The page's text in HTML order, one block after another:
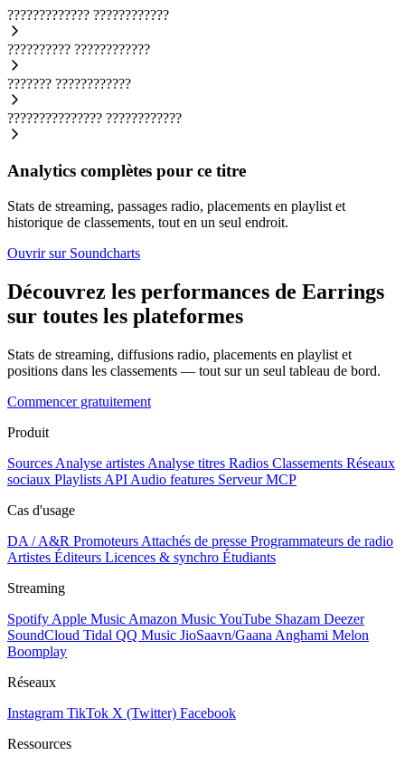
????????????? ????????????
?????????? ????????????
??????? ????????????
??????????????? ????????????
Analytics complètes pour ce titre
Stats de streaming, passages radio, placements en playlist et
historique de classements, tout en un seul endroit.
Ouvrir sur Soundcharts
Découvrez les performances de Earrings
sur toutes les plateformes
Stats de streaming, diffusions radio, placements en playlist et
positions dans les classements — tout sur un seul tableau de bord.
Commencer gratuitement
Produit
Sources Analyse artistes Analyse titres Radios Classements Réseaux
sociaux Playlists API Audio features Serveur MCP
Cas d'usage
DA / A&R Promoteurs Attachés de presse Programmateurs de radio
Artistes Éditeurs Licences & synchro Étudiants
Streaming
Spotify Apple Music Amazon MusicYouTube Shazam Deezer
SoundCloud Tidal QQ Music JioSaavn/Gaana Anghami Melon
Boomplay
Réseaux
Instagram TikTok X (Twitter) Facebook
Ressources